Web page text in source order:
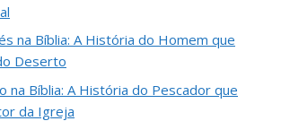
na Bíblia: A História do Homem que
Deserto
na Bíblia: A História do Pescador que
da Igreja